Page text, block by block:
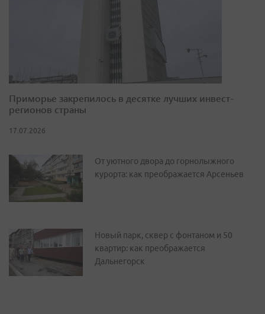
Приморье закрепилось в десятке лучших инвест-
регионов страны
17.07.2026
От уютного двора до горнолыжного
курорта: как преображается Арсеньев
Новый парк, сквер с фонтаном и 50
квартир: как преображается
Дальнегорск